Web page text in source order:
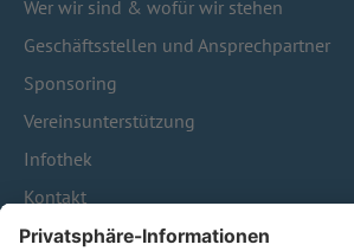
Wer wir sind & wofür wir stehen
Geschäftsstellen und Ansprechpartner
Sponsoring
Vereinsunterstützung
Infothek
Kontakt